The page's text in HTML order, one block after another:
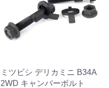
ミツビシ デリカミニ B34A
2WD キャンバーボルト